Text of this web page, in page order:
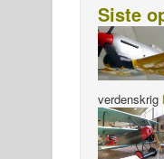
Siste
verdenskrig